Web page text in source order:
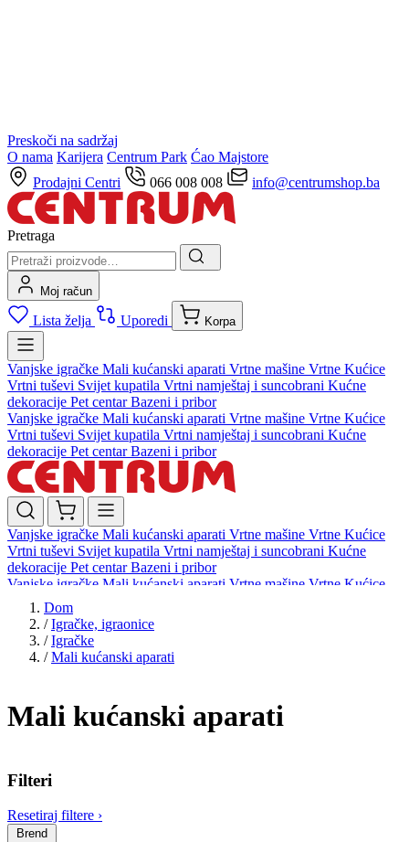
Preskoči na sadržaj
O nama Karijera Centrum Park Ćao Majstore
Prodajni Centri
066 008 008 info@centrumshop.ba
Pretraga
Moj račun
Lista želja Uporedi Korpa
Vanjske igračke Mali kućanski aparati Vrtne mašine Vrtne Kućice
Vrtni tuševi Svijet kupatila Vrtni namještaj i suncobrani Kućne
dekoracije Pet centarBazeni i pribor
Vanjske igračke Mali kućanski aparati Vrtne mašine Vrtne Kućice
Vrtni tuševi Svijet kupatila Vrtni namještaj i suncobrani Kućne
dekoracije Pet centarBazeni i pribor
Vanjske igračke Mali kućanski aparati Vrtne mašine Vrtne Kućice
Vrtni tuševi Svijet kupatila Vrtni namještaj i suncobrani Kućne
dekoracije Pet centarBazeni i pribor
Vanjske igračke Mali kućanski aparati Vrtne mašine Vrtne Kućice
Vrtni tuševi
dekoracijePet centar Bazeni i pribor
Dom
/ Igračke, igraonice
/ Igračke
/ Mali kućanski aparati
Mali kućanski aparati
Filteri
Resetiraj filtere ›
Brend